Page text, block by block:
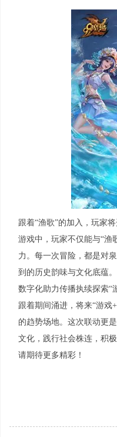
跟着“渔歌”的加入，玩家
游戏中，玩家不仅能与“渔
力。每一次冒险，都是对
到的历史韵味与文化底蕴。
数字化助力传播执续探索“
跟着期间涌进，将来“游戏
的趋势场地。这次联动更
文化，践行社会株连，积
请期待更多精彩！